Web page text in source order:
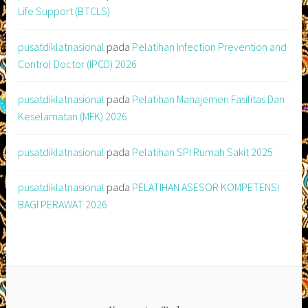
Life Support (BTCLS)
pusatdiklatnasional pada Pelatihan Infection Prevention and
Control Doctor (IPCD) 2026
pusatdiklatnasional pada Pelatihan Manajemen Fasilitas Dan
Keselamatan (MFK) 2026
pusatdiklatnasional pada Pelatihan SPI Rumah Sakit 2025
pusatdiklatnasional pada PELATIHAN ASESOR KOMPETENSI
BAGI PERAWAT 2026